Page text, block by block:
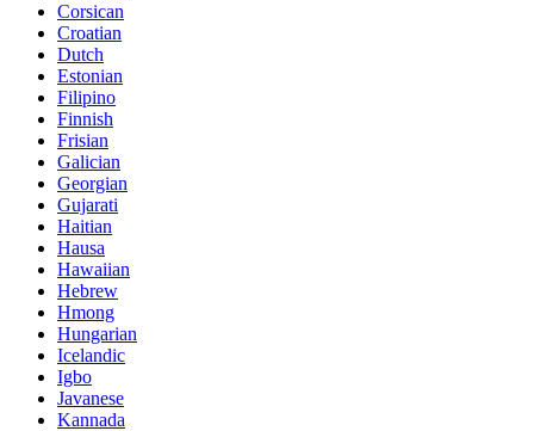
Corsican
Croatian
Dutch
Estonian
Filipino
Finnish
Frisian
Galician
Georgian
Gujarati
Haitian
Hausa
Hawaiian
Hebrew
Hmong
Hungarian
Icelandic
Igbo
Javanese
Kannada